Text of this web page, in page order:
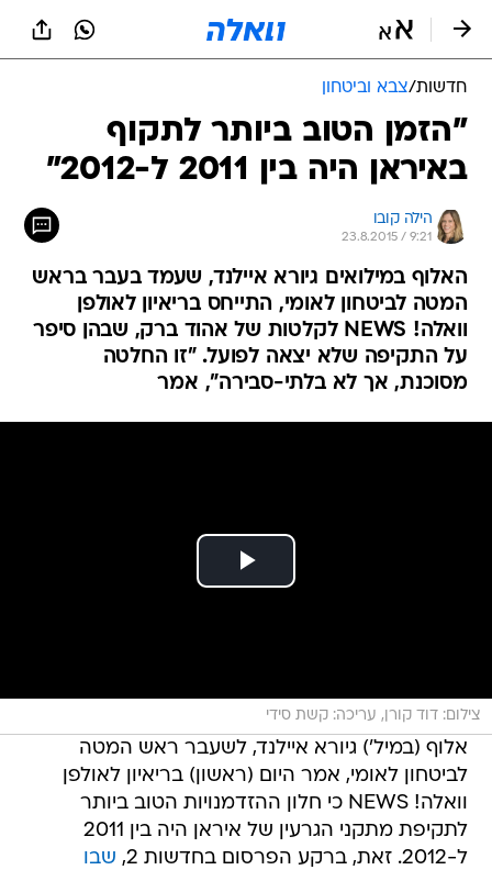
חדשות/צבא וביטחון
"הזמן הטוב ביותר לתקוף
באיראן היה בין 2011 ל-2012"
הילה קובו
23.8.2015 / 9:21
האלוף במילואים גיורא איילנד, שעמד בעבר בראש
המטה לביטחון לאומי, התייחס בריאיון לאולפן
וואלה! NEWS לקלטות של אהוד ברק, שבהן סיפר
על התקיפה שלא יצאה לפועל. "זו החלטה
מסוכנת, אך לא בלתי-סבירה", אמר
צילום: דוד קורן, עריכה: קשת סידי
אלוף (במיל') גיורא איילנד, לשעבר ראש המטה
לביטחון לאומי, אמר היום (ראשון) בריאיון לאולפן
וואלה! NEWS כי חלון ההזדמנויות הטוב ביותר
לתקיפת מתקני הגרעין של איראן היה בין 2011
ל-2012. זאת, ברקע הפרסום בחדשות 2,
שבו